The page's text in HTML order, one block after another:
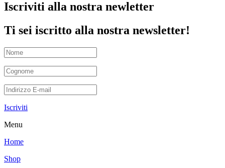
Iscriviti alla nostra newletter
Ti sei iscritto alla nostra newsletter!
Iscriviti
Menu
Home
Shop